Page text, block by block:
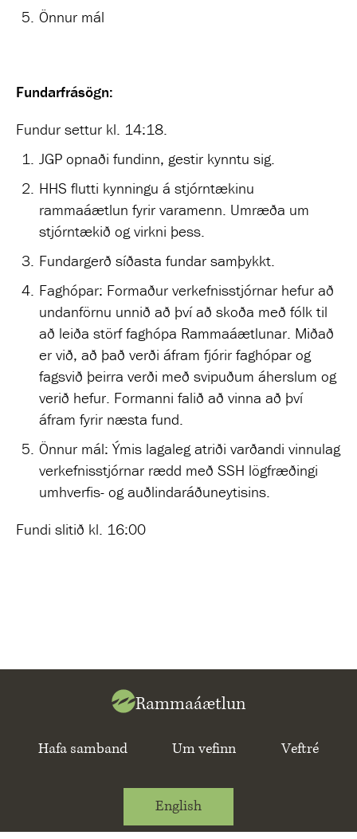
Önnur mál
Fundarfrásögn:
Fundur settur kl. 14:18.
JGP opnaði fundinn, gestir kynntu sig.
HHS flutti kynningu á stjórntækinu
rammaáætlun fyrir varamenn. Umræða um
stjórntækið og virkni þess.
Fundargerð síðasta fundar samþykkt.
Faghópar: Formaður verkefnisstjórnar hefur að
undanförnu unnið að því að skoða með fólk til
að leiða störf faghópa Rammaáætlunar. Miðað
er við, að það verði áfram fjórir faghópar og
fagsvið þeirra verði með svipuðum áherslum og
verið hefur. Formanni falið að vinna að því
áfram fyrir næsta fund.
Önnur mál: Ýmis lagaleg atriði varðandi vinnulag
verkefnisstjórnar rædd með SSH lögfræðingi
umhverfis- og auðlindaráðuneytisins.
Fundi slitið kl. 16:00
Rammaáætlun
Hafa samband Um vefinn Veftré
English